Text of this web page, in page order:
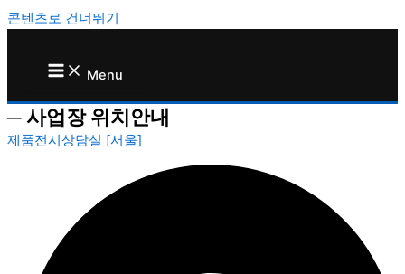
콘텐츠로 건너뛰기
Menu
─사업장 위치안내
제품전시상담실 [서울]